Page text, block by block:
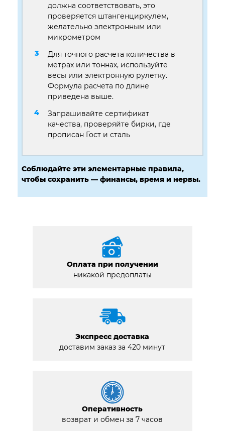
должна соответствовать, это
проверяется штангенциркулем,
желательно электронным или
микрометром
Для точного расчета количества в
метрах или тоннах, используйте
весы или электронную рулетку.
Формула расчета по длине
приведена выше.
Запрашивайте сертификат
качества, проверяйте бирки, где
прописан Гост и сталь
Соблюдайте эти элементарные правила,
чтобы сохранить — финансы, время и нервы.
Оплата при получении
никакой предоплаты
Экспресс доставка
доставим заказ за 420 минут
Оперативность
возврат и обмен за 7 часов